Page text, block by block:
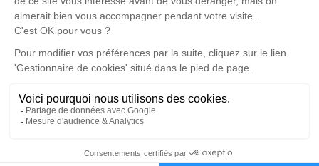
4 rue Froidevaux, 75014, PARIS
contact@lart-funeraire.fr
0181699657
Réalisation et référencement par